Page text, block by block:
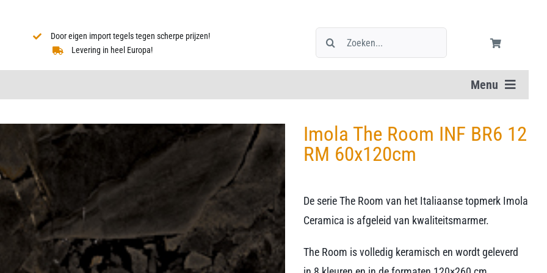
Door eigen import tegels tegen scherpe prijzen!
Levering in heel Europa!
Zoeken
naar:
Menu
Imola The Room INF BR6 12
RM 60x120cm
De serie The Room van het Italiaanse topmerk Imola
Ceramica is afgeleid van kwaliteitsmarmer.
The Room is volledig keramisch en wordt geleverd